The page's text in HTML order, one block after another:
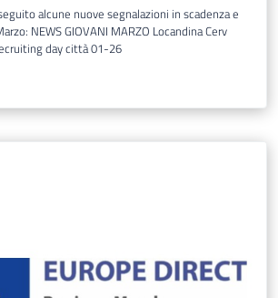
alcune nuove segnalazioni in scadenza e
NEWS GIOVANI MARZO Locandina Cerv
day città 01-26